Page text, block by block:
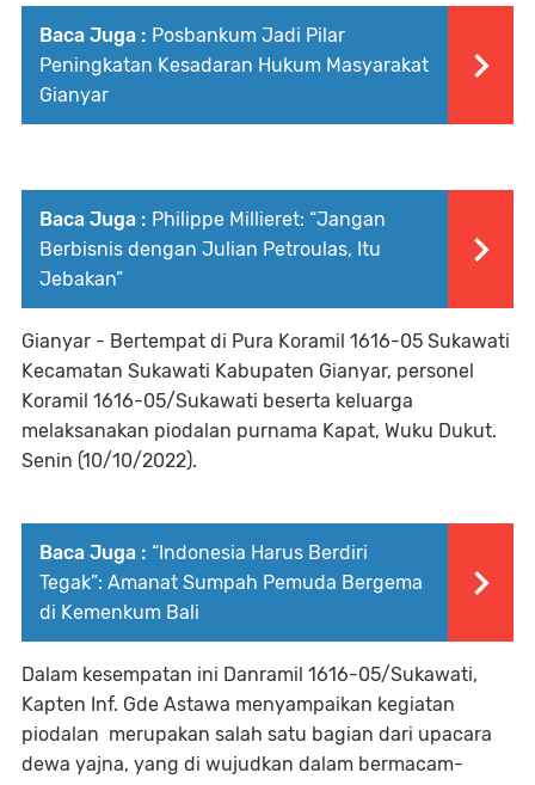
Baca Juga : Posbankum Jadi Pilar
Peningkatan Kesadaran Hukum Masyarakat
Gianyar
Baca Juga : Philippe Millieret: “Jangan
Berbisnis dengan Julian Petroulas, Itu
Jebakan”
Gianyar - Bertempat di Pura Koramil 1616-05 Sukawati
Kecamatan Sukawati Kabupaten Gianyar, personel
Koramil 1616-05/Sukawati beserta keluarga
melaksanakan piodalan purnama Kapat, Wuku Dukut.
Senin (10/10/2022).
Baca Juga : “Indonesia Harus Berdiri
Tegak”: Amanat Sumpah Pemuda Bergema
di Kemenkum Bali
Dalam kesempatan ini Danramil 1616-05/Sukawati,
Kapten Inf. Gde Astawa menyampaikan kegiatan
piodalan merupakan salah satu bagian dari upacara
dewa yajna, yang di wujudkan dalam bermacam-